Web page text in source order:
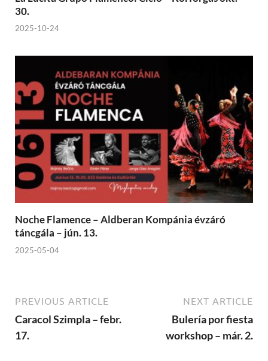
30.
2025-10-24
Noche Flamence – Aldberan Kompánia évzáró
táncgála – jún. 13.
2025-05-04
PREVIOUS ARTICLE
Caracol Szimpla – febr.
17.
NEXT ARTICLE
Bulería por fiesta
workshop – már. 2.